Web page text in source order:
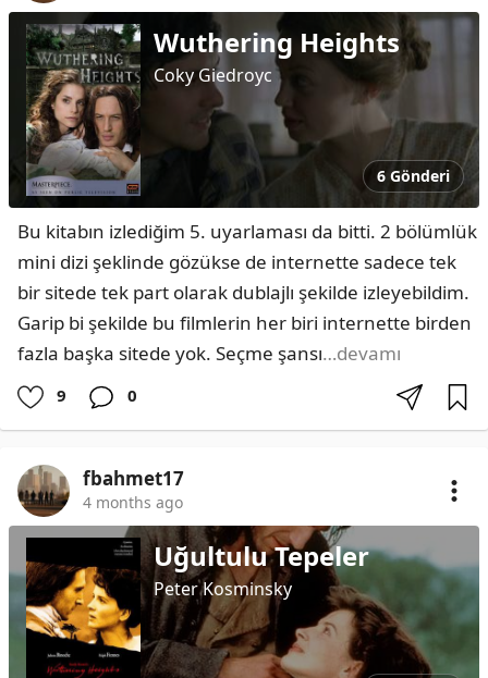
Wuthering Heights
Coky Giedroyc
6 Gönderi
Bu kitabın izlediğim 5. uyarlaması da bitti. 2 bölümlük
mini dizi şeklinde gözükse de internette sadece tek
bir sitede tek part olarak dublajlı şekilde izleyebildim.
Garip bi şekilde bu filmlerin her biri internette birden
fazla başka sitede yok. Seçme şansı…devamı
9 0
fbahmet17
4 months ago
Uğultulu Tepeler
Peter Kosminsky